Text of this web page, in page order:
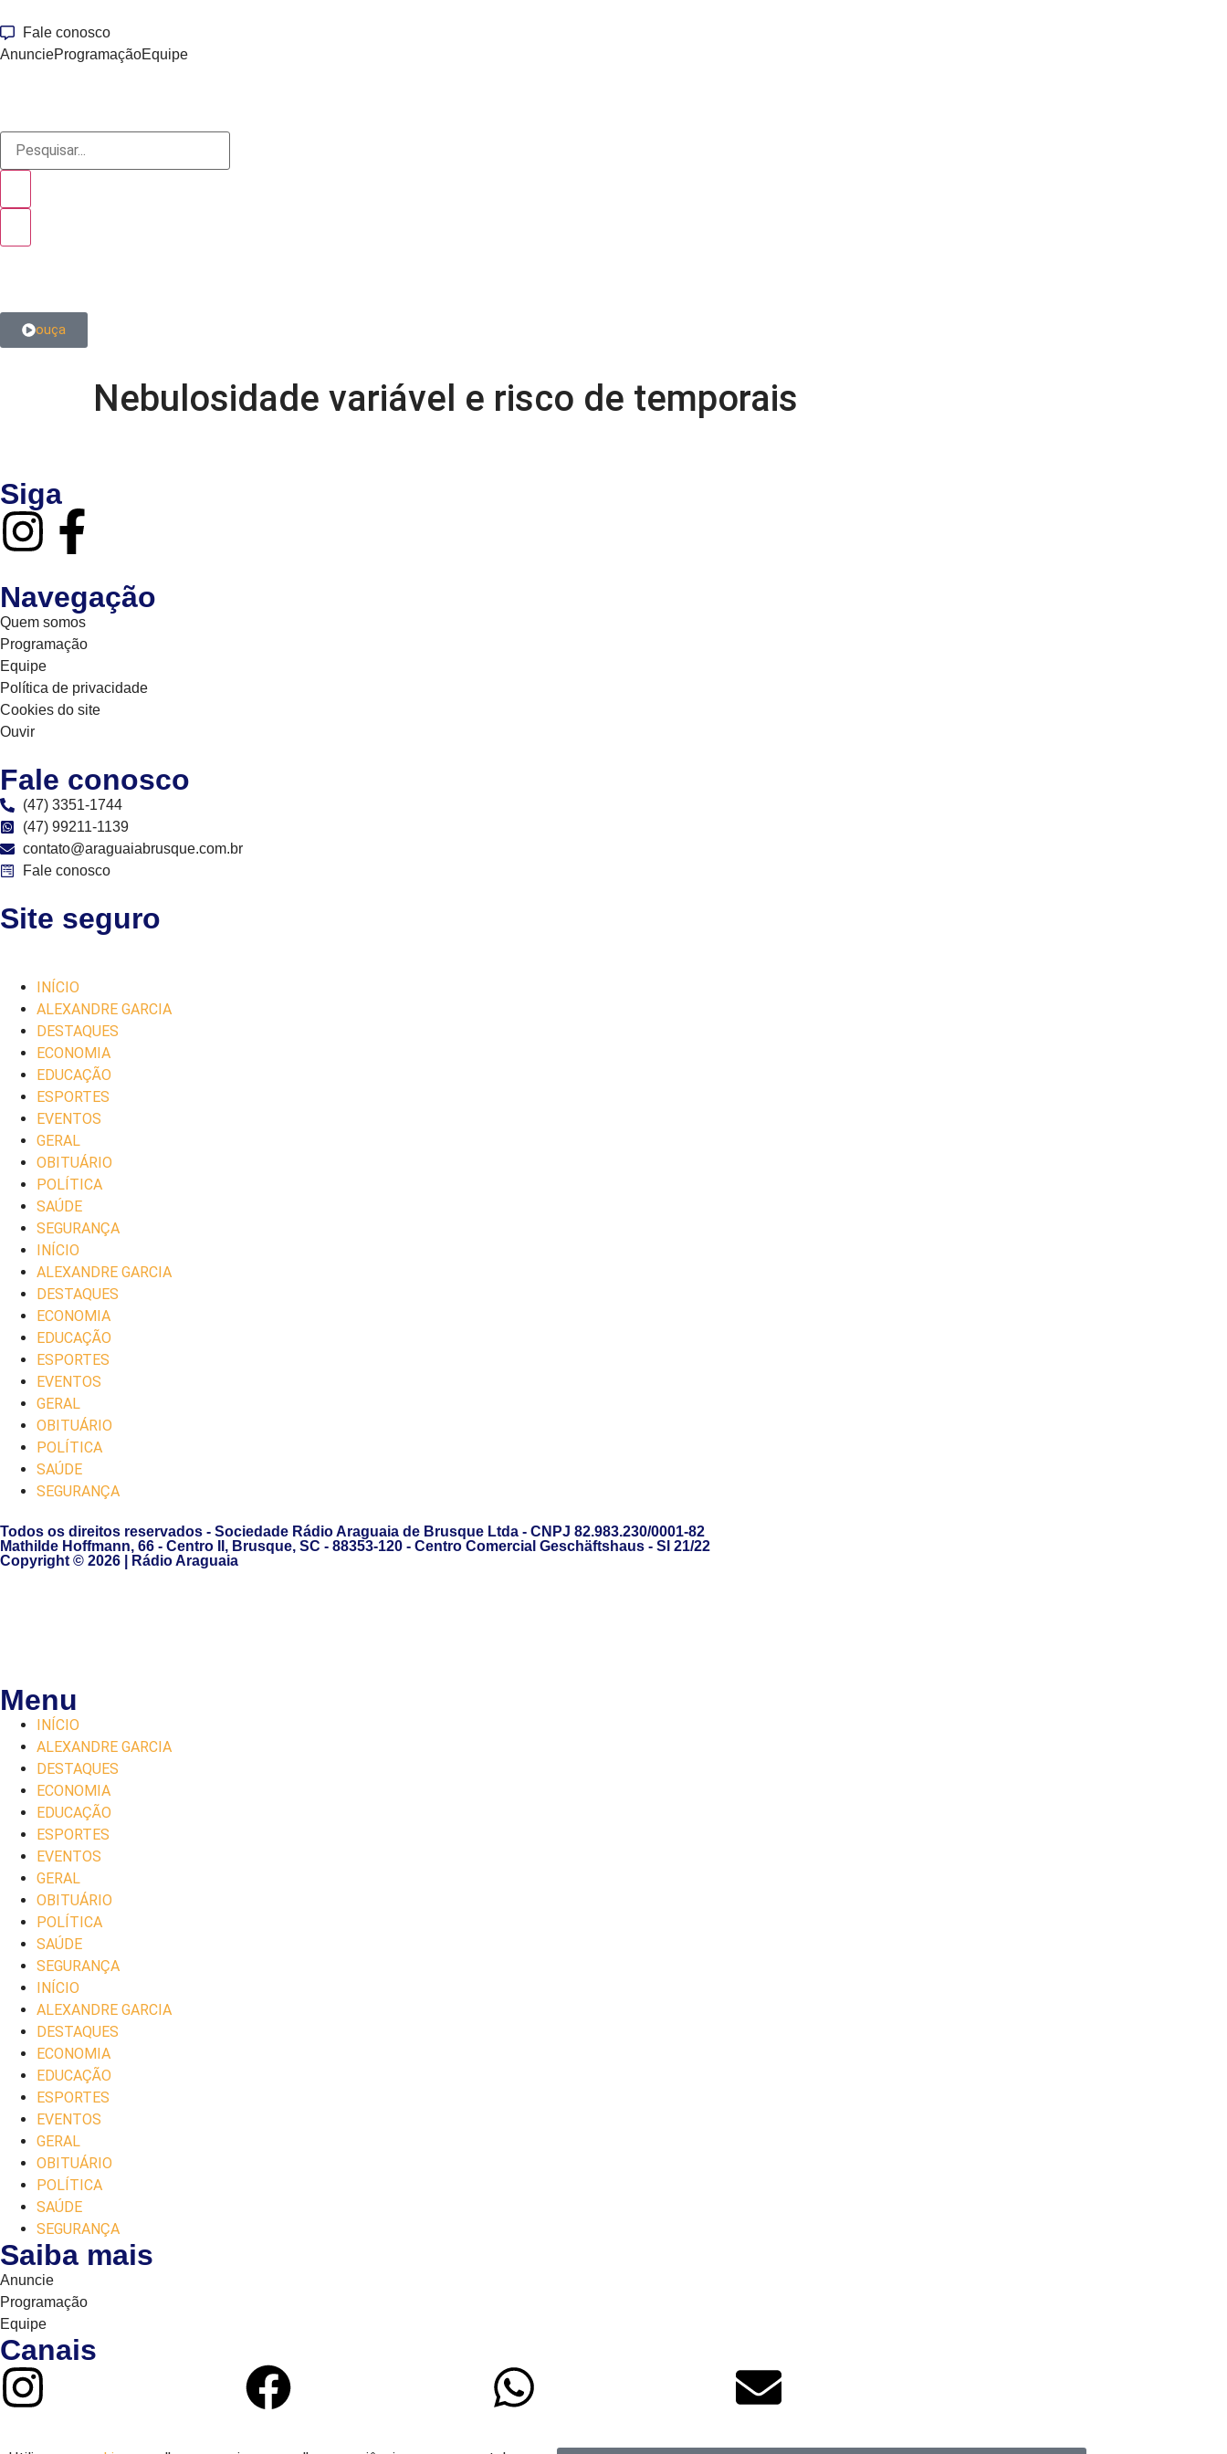
Fale conosco
AnuncieProgramaçãoEquipe
ouça
Nebulosidade variável e risco de temporais
Siga
Navegação
Quem somos
Programação
Equipe
Política de privacidade
Cookies do site
Ouvir
Fale conosco
(47) 3351-1744
(47) 99211-1139
contato@araguaiabrusque.com.br
Fale conosco
Site seguro
INÍCIO
ALEXANDRE GARCIA
DESTAQUES
ECONOMIA
EDUCAÇÃO
ESPORTES
EVENTOS
GERAL
OBITUÁRIO
POLÍTICA
SAÚDE
SEGURANÇA
INÍCIO
ALEXANDRE GARCIA
DESTAQUES
ECONOMIA
EDUCAÇÃO
ESPORTES
EVENTOS
GERAL
OBITUÁRIO
POLÍTICA
SAÚDE
SEGURANÇA
Todos os direitos reservados - Sociedade Rádio Araguaia de Brusque Ltda - CNPJ 82.983.230/0001-82
Mathilde Hoffmann, 66 - Centro II, Brusque, SC - 88353-120 - Centro Comercial Geschäftshaus - Sl 21/22
Copyright © 2026 | Rádio Araguaia
Menu
INÍCIO
ALEXANDRE GARCIA
DESTAQUES
ECONOMIA
EDUCAÇÃO
ESPORTES
EVENTOS
GERAL
OBITUÁRIO
POLÍTICA
SAÚDE
SEGURANÇA
INÍCIO
ALEXANDRE GARCIA
DESTAQUES
ECONOMIA
EDUCAÇÃO
ESPORTES
EVENTOS
GERAL
OBITUÁRIO
POLÍTICA
SAÚDE
SEGURANÇA
Saiba mais
Anuncie
Programação
Equipe
Canais